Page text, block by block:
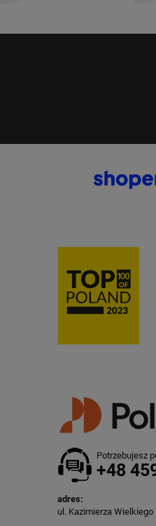
Potrzebujesz
+48
adres:
ul. Kazimierza